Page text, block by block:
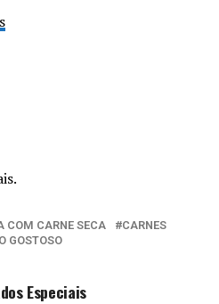
COM CARNE SECA
CARNES
GOSTOSO
Especiais